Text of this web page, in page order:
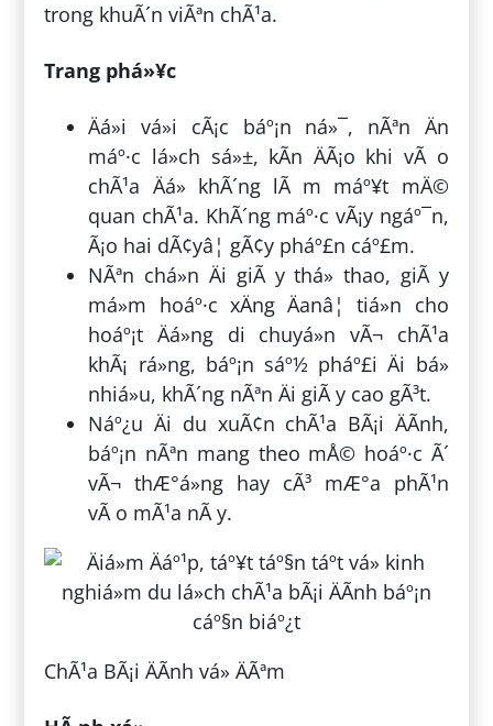
trong khuÃ´n viÃªn chÃ¹a.
Trang phá»¥c
Äá»i vá»i cÃ¡c báº¡n ná»¯, nÃªn Än
máº·c lá»ch sá»±, kÃ­n ÄÃ¡o khi vÃ o
chÃ¹a Äá» khÃ´ng lÃ m máº¥t mÄ©
quan chÃ¹a. KhÃ´ng máº·c vÃ¡y ngáº¯n,
Ã¡o hai dÃ¢yâ¦ gÃ¢y pháº£n cáº£m.
NÃªn chá»n Äi giÃ y thá» thao, giÃ y
má»m hoáº·c xÄng Äanâ¦ tiá»n cho
hoáº¡t Äá»ng di chuyá»n vÃ¬ chÃ¹a
khÃ¡ rá»ng, báº¡n sáº½ pháº£i Äi bá»
nhiá»u, khÃ´ng nÃªn Äi giÃ y cao gÃ³t.
Náº¿u Äi du xuÃ¢n chÃ¹a BÃ¡i ÄÃ­nh,
báº¡n nÃªn mang theo mÅ© hoáº·c Ã´
vÃ¬ thÆ°á»ng hay cÃ³ mÆ°a phÃ¹n
vÃ o mÃ¹a nÃ y.
ChÃ¹a BÃ¡i ÄÃ­nh vá» ÄÃªm